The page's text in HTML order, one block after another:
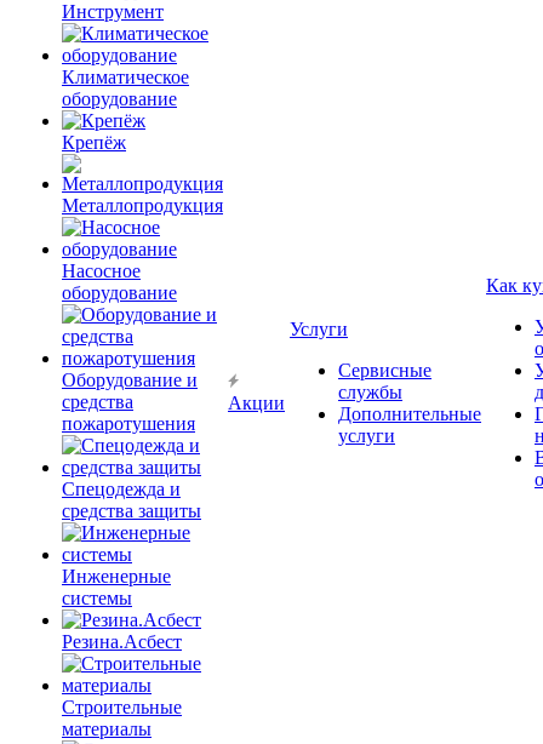
Инструмент
Климатическое
оборудование
Крепёж
Металлопродукция
Насосное
оборудование
Оборудование и
средства
пожаротушения
Спецодежда и
средства защиты
Инженерные
системы
Резина.Асбест
Строительные
материалы
Акции
Услуги
Сервисные
службы
Дополнительные
услуги
Как